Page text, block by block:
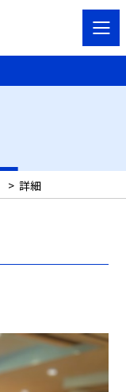
> 詳細